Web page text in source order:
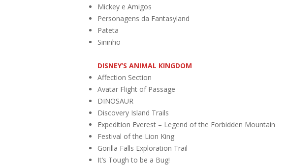
Mickey e Amigos
Personagens da Fantasyland
Pateta
Sininho
DISNEY’S ANIMAL KINGDOM
Affection Section
Avatar Flight of Passage
DINOSAUR
Discovery Island Trails
Expedition Everest – Legend of the Forbidden Mountain
Festival of the Lion King
Gorilla Falls Exploration Trail
It’s Tough to be a Bug!